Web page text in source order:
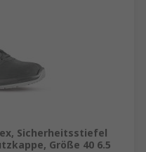
Sicherheitsstiefel
Größe 40 6.5